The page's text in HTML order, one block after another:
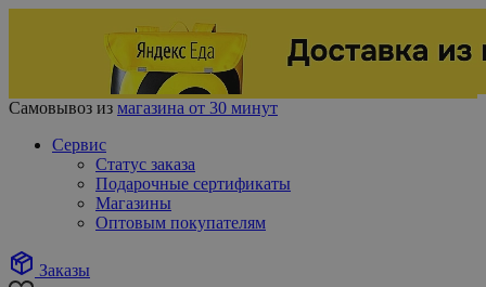
Самовывоз из магазина от 30 минут
Сервис
Статус заказа
Подарочные сертификаты
Магазины
Оптовым покупателям
Заказы